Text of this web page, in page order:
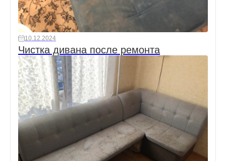
10.12.2024
Чистка дивана после ремонта